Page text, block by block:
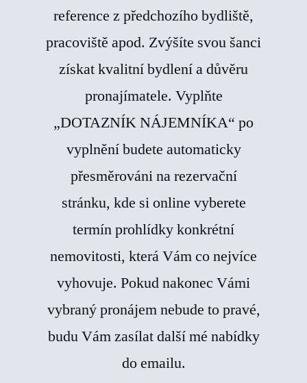
reference z předchozího bydliště,
pracoviště apod. Zvýšíte svou šanci
získat kvalitní bydlení a důvěru
pronajímatele. Vyplňte
„DOTAZNÍK NÁJEMNÍKA“ po
vyplnění budete automaticky
přesměrováni na rezervační
stránku, kde si online vyberete
termín prohlídky konkrétní
nemovitosti, která Vám co nejvíce
vyhovuje. Pokud nakonec Vámi
vybraný pronájem nebude to pravé,
budu Vám zasílat další mé nabídky
do emailu.